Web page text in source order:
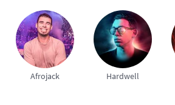
Afrojack Hardwell